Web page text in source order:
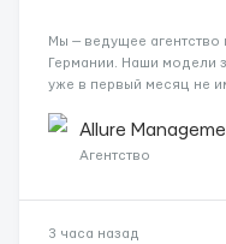
Мы — ведущее агентство
Германии. Наши модели
уже в первый месяц не
города мира,
Allure
Агентство
3 часа назад